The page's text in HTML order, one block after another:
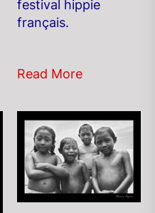
festival hippie
français.
Read More